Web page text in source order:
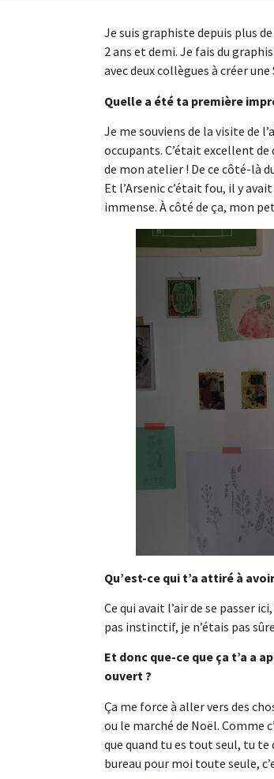
Je suis graphiste depuis plus
2 ans et demi. Je fais du
avec deux collègues à créer
Quelle a été ta première
Je me souviens de la visite de
occupants. C’était excellent
de mon atelier ! De ce côté-là
Et l’Arsenic c’était fou, il y
immense. À côté de ça, mon
Qu’est-ce qui t’a attiré à
Ce qui avait l’air de se passer
pas instinctif, je n’étais pas
Et donc que-ce que ça t’a a
ouvert ?
Ça me force à aller vers des
ou le marché de Noël. Comme
que quand tu es tout seul, tu te
bureau pour moi toute seule,